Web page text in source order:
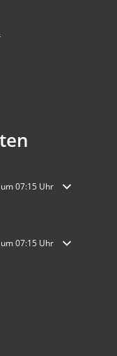
auszublenden
07:15 Uhr
auszublenden
07:15 Uhr